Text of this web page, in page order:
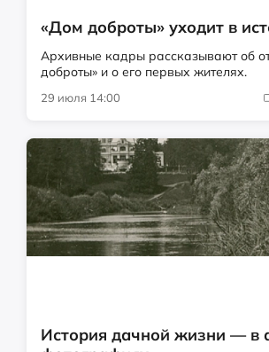
«Дом доброты» уходит в
Архивные кадры рассказывают об
доброты» и о его первых жителях.
29 июля 14:00
История дачной жизни — в